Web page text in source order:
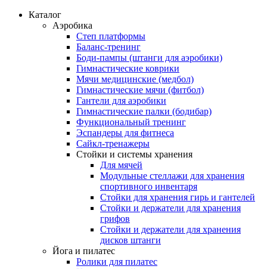
Каталог
Аэробика
Степ платформы
Баланс-тренинг
Боди-пампы (штанги для аэробики)
Гимнастические коврики
Мячи медицинские (медбол)
Гимнастические мячи (фитбол)
Гантели для аэробики
Гимнастические палки (бодибар)
Функциональный тренинг
Эспандеры для фитнеса
Сайкл-тренажеры
Стойки и системы хранения
Для мячей
Модульные стеллажи для хранения
спортивного инвентаря
Стойки для хранения гирь и гантелей
Стойки и держатели для хранения
грифов
Стойки и держатели для хранения
дисков штанги
Йога и пилатес
Ролики для пилатес